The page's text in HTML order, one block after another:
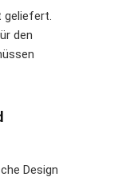
geliefert.
den
Design